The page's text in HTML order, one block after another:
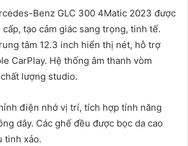
Benz GLC 300 4Matic 2023 được
cấp, tạo cảm giác sang trọng, tinh tế.
tâm 12.3 inch hiển thị nét, hỗ trợ
CarPlay. Hệ thống âm thanh vòm
lượng studio.
điện nhớ vị trí, tích hợp tính năng
dây. Các ghế đều được bọc da cao
tinh xảo.